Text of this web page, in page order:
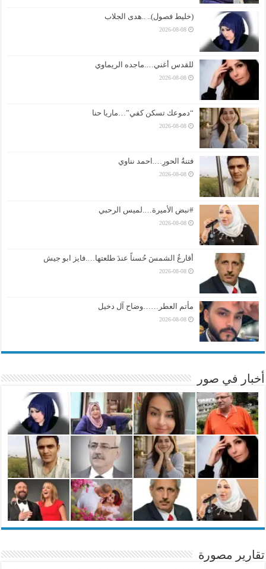
(خليط فصول).. ..هدى الجلاب
2026-08-08
للقدس أغني….ماجده الريماوي
2026-08-08
“دموعك تسكن كفي”…ماريا حنا
2026-08-08
فتنةُ الحورِ….احمد نناوي
2026-08-08
#نبض الأميرة….لميس الرحبي
2026-08-08
أقارعُ الشمسَ حُسناً عندَ طلعتها….فايز ابو جيش
2026-08-08
مأتم العطر……وضاح آل دخيل
2026-08-08
أخبار في صور
تقارير مصورة